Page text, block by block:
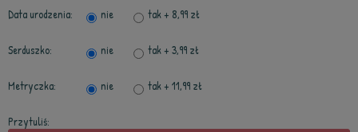
Data urodzenia: nie tak+ 8,99 zł
Serduszko: nie tak+ 3,99 zł
Metryczka: nie tak+ 11,99 zł
Przytuliś: